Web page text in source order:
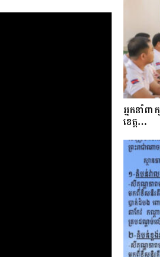
អ្នកនាំព
ខេត្ត…